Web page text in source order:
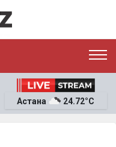
Астана 24.72°C